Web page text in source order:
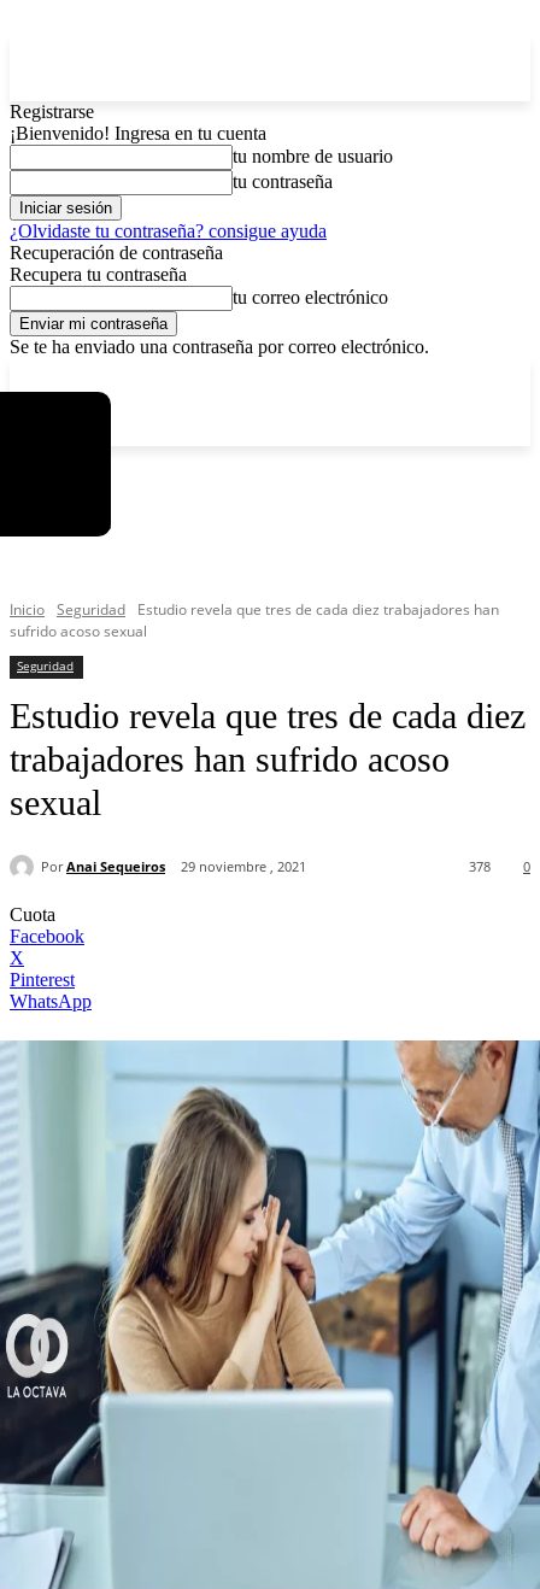
Registrarse
¡Bienvenido! Ingresa en tu cuenta
tu nombre de usuario
tu contraseña
¿Olvidaste tu contraseña? consigue ayuda
Recuperación de contraseña
Recupera tu contraseña
tu correo electrónico
Se te ha enviado una contraseña por correo electrónico.
Inicio Seguridad
Estudio revela que tres de cada diez trabajadores han
sufrido acoso sexual
Seguridad
Estudio revela que tres de cada diez
trabajadores han sufrido acoso
sexual
Por Anai Sequeiros 29 noviembre , 2021 0
378
Cuota
Facebook
X
Pinterest
WhatsApp